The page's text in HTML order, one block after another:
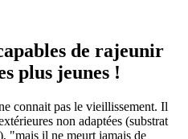
de rajeunir
plus jeunes !
connait pas le vieillissement. Il
non adaptées (substrat
"mais il ne meurt jamais de